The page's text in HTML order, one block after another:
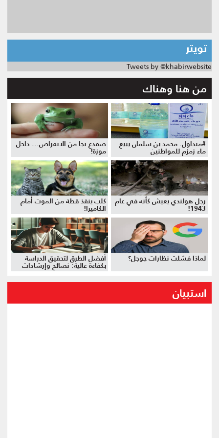
تويتر
Tweets by @khabirwebsite
من هنا وهناك
#متداول: محمد بن سلمان يبيع
ماء زمزم للمواطنين
ضفدع نجا من الانقراض... داخل
موزة!
رجل هولندي يعيش كأنه في عام
1943!
كلب ينقذ قطة من الموت أمام
الكاميرا!
لماذا فشلت نظارات جوجل؟ أفضل الطرق لتحقيق الدراسة
بكفاءة عالية: نصائح وإرشادات
استبيان